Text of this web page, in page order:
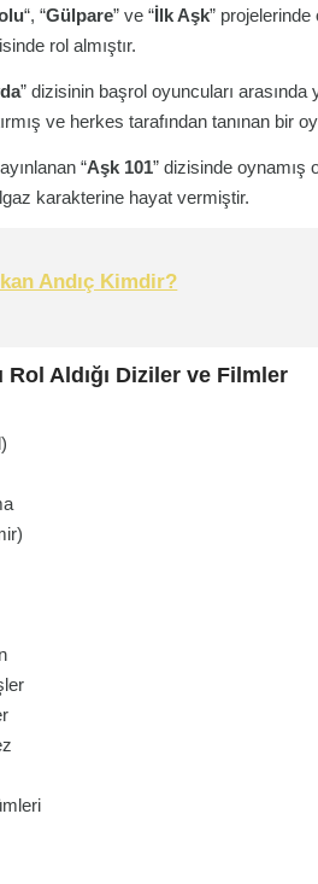
“, “Gülpare” ve “İlk Aşk” projelerinde
rol almıştır.
” dizisinin başrol oyuncuları arasında
ve herkes tarafından tanınan bir
“Aşk 101” dizisinde oynamış
karakterine hayat vermiştir.
Andıç Kimdir?
Rol Aldığı Diziler ve Filmler